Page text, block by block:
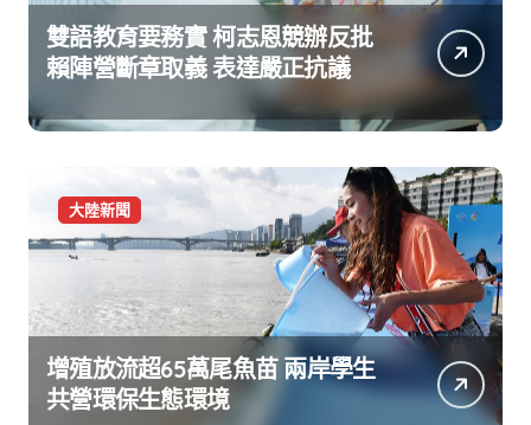
雙語教育要務實 柯志恩競辦反批
賴陣營斷章取義 表達嚴正抗議
大陸新聞
增殖放流超65萬尾魚苗 兩岸學生
共營環保生態環境